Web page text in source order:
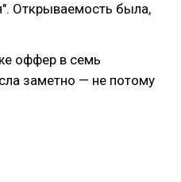
Открываемость была,
оффер в семь
заметно — не потому